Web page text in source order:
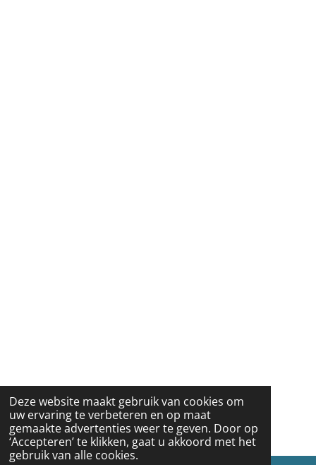
Deze website maakt gebruik van cookies om
uw ervaring te verbeteren en op maat
gemaakte advertenties weer te geven. Door op
‘Accepteren’ te klikken, gaat u akkoord met het
gebruik van alle cookies.